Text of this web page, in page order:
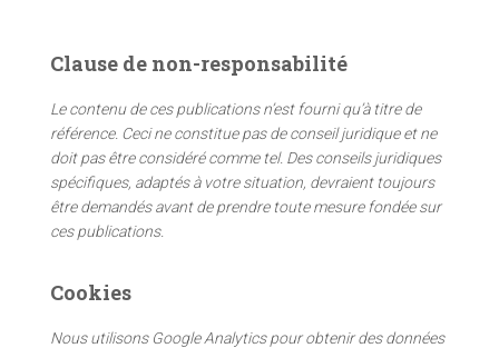
r
h
e
r
:
Clause de non-responsabilité
Le contenu de ces publications n’est fourni qu’à titre de
référence. Ceci ne constitue pas de conseil juridique et ne
doit pas être considéré comme tel. Des conseils juridiques
spécifiques, adaptés à votre situation, devraient toujours
être demandés avant de prendre toute mesure fondée sur
ces publications.
Cookies
Nous utilisons Google Analytics pour obtenir des données